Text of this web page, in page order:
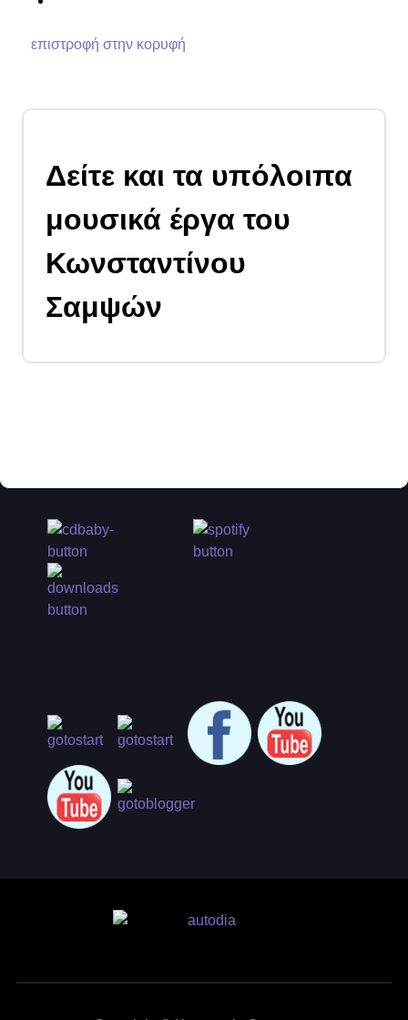
επιστροφή στην κορυφή
Δείτε και τα υπόλοιπα
μουσικά έργα του
Κωνσταντίνου
Σαμψών